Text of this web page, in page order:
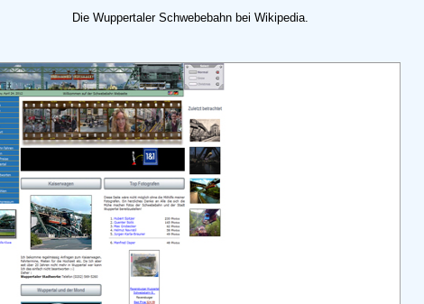
Die Wuppertaler Schwebebahn bei Wikipedia.